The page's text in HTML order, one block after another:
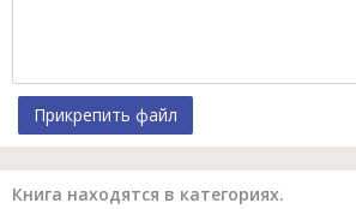
Прикрепить файл
Книга находятся в категориях.